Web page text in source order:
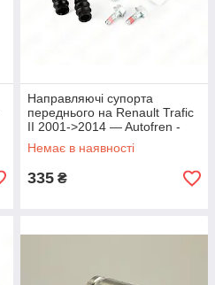
Направляючі супорта
переднього на Renault Trafic
II 2001->2014 — Autofren -
D7-069C
Немає в наявності
335 ₴